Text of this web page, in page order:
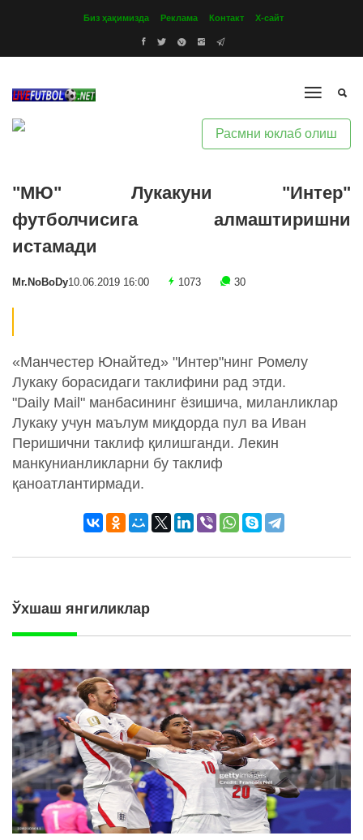
Биз ҳақимизда Реклама Контакт Х-сайт
Расмни юклаб олиш
"МЮ" Лукакуни "Интер"
футболчисига алмаштиришни
истамади
Mr.NoBoDy10.06.2019 16:00 1073 30
«Манчестер Юнайтед» "Интер"нинг Ромелу
Лукаку борасидаги таклифини рад этди.
"Daily Mail" манбасининг ёзишича, миланликлар
Лукаку учун маълум миқдорда пул ва Иван
Перишични таклиф қилишганди. Лекин
манкунианликларни бу таклиф
қаноатлантирмади.
Ўхшаш янгиликлар